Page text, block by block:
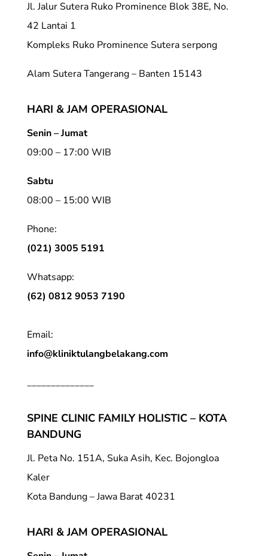
Jl. Jalur Sutera Ruko Prominence Blok 38E, No.
42 Lantai 1
Kompleks Ruko Prominence Sutera serpong
Alam Sutera Tangerang – Banten 15143
HARI & JAM OPERASIONAL
Senin – Jumat
09:00 – 17:00 WIB
Sabtu
08:00 – 15:00 WIB
Phone:
(021) 3005 5191
Whatsapp:
(62) 0812 9053 7190
Email:
info@kliniktulangbelakang.com
______________
SPINE CLINIC FAMILY HOLISTIC – KOTA
BANDUNG
Jl. Peta No. 151A, Suka Asih, Kec. Bojongloa
Kaler
Kota Bandung – Jawa Barat 40231
HARI & JAM OPERASIONAL